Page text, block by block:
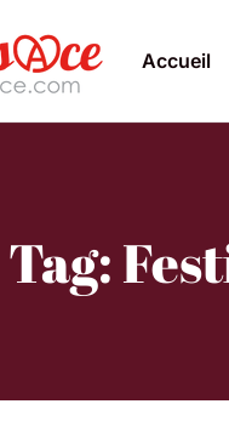
Accueil
Tag: